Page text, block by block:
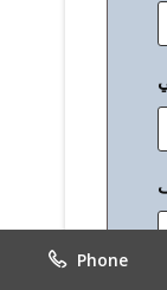
Phone